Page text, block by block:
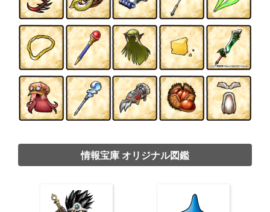
情報宝庫 オリジナル図鑑